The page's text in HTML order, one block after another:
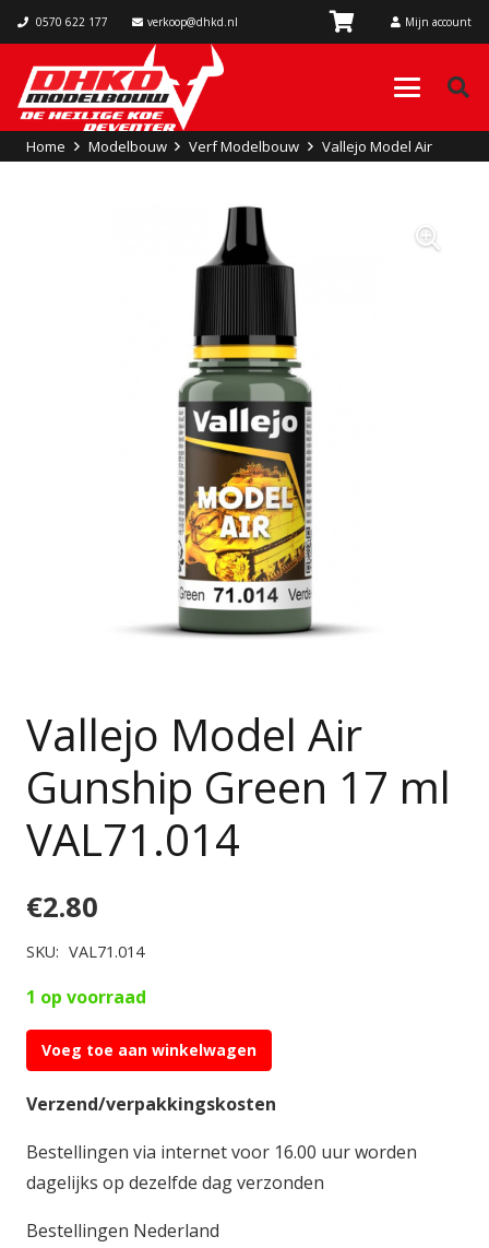
0570 622 177 verkoop@dhkd.nl Mijn account
Home Modelbouw Verf Modelbouw Vallejo Model Air
Vallejo Model Air
Gunship Green 17 ml
VAL71.014
€2.80
SKU: VAL71.014
1 op voorraad
Vallejo
Model
Gunship
Green
Voeg toe aan winkelwagen
Verzend/verpakkingskosten
Bestellingen via internet voor 16.00 uur worden
dagelijks op dezelfde dag verzonden
Bestellingen Nederland